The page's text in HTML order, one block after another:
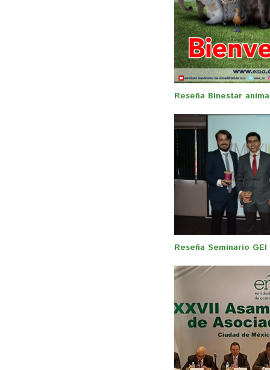
Reseña Binestar
Reseña Seminario GEI